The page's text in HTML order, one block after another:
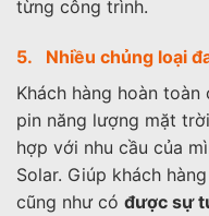
từng công trình.
5. Nhiều chủng loại
Khách hàng hoàn
pin năng lượng mặt
hợp với nhu cầu của
Solar. Giúp khách hàng
cũng như có được sự